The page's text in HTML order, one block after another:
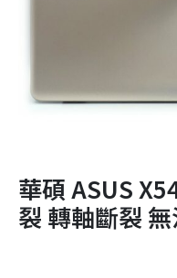
華碩 ASUS
裂 轉軸斷裂